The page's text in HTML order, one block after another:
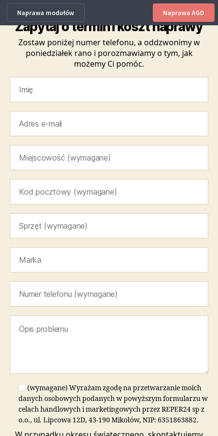
Naprawa modułów Naprawa AGD